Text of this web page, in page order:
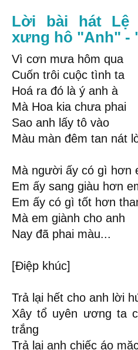
Lời bài hát
xưng hô "Anh" -
Vì cơn mưa hôm qua
Cuốn trôi cuộc tình ta
Hoá ra đó là ý anh à
Mà Hoa kia chưa phai
Sao anh lấy tô vào
Màu màn đêm tan nát
Mà người ấy có gì hơn
Em ấy sang giàu hơn
Em ấy có gì tốt hơn
Mà em giành cho anh
Nay đã phai màu...
[Điệp khúc]
Trả lại hết cho anh lời
Xây tổ uyên ương ta
trắng
Trả lại anh chiếc áo